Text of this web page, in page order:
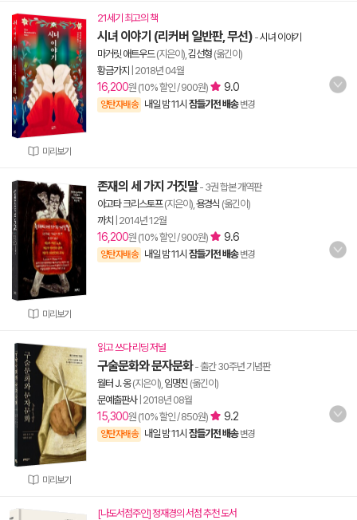
미리보기
21세기 최고의 책
시녀 이야기 (리커버 일반판, 무선) -시녀 이야기
마거릿 애트우드(지은이), 김선형 (옮긴이)
황금가지
2018년 04월
16,200원 (10% 할인 / 900원) 9.0
양탄자배송 내일 밤 11시 잠들기전 배송 변경
미리보기
존재의 세 가지 거짓말- 3권 합본 개역판
아고타 크리스토프(지은이), 용경식 (옮긴이)
까치
2014년 12월
16,200원 (10% 할인 / 900원) 9.6
양탄자배송 내일 밤 11시 잠들기전 배송 변경
미리보기
읽고 쓰다 리딩 저널
구술문화와 문자문화- 출간 30주년 기념판
월터 J. 옹(지은이), 임명진 (옮긴이)
문예출판사| 2018년 08월
15,300원 (10% 할인 / 850원) 9.2
양탄자배송 내일 밤 11시 잠들기전 배송 변경
[나도서점주인] 정재경의 서점 추천 도서